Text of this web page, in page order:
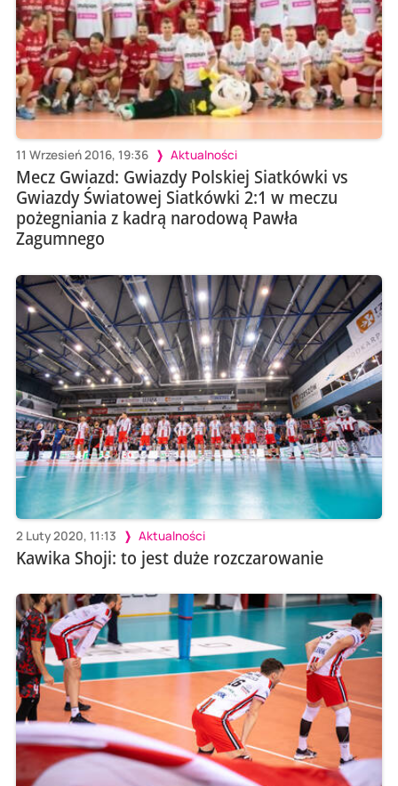
11 Wrzesień 2016, 19:36 Aktualności
Mecz Gwiazd: Gwiazdy Polskiej Siatkówki vs
Gwiazdy Światowej Siatkówki 2:1 w meczu
pożegniania z kadrą narodową Pawła
Zagumnego
2 Luty 2020, 11:13 Aktualności
Kawika Shoji: to jest duże rozczarowanie